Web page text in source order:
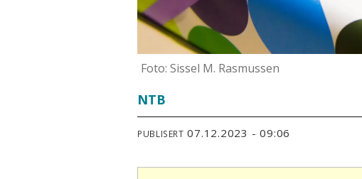
Foto: Sissel M. Rasmussen
NTB
PUBLISERT 07.12.2023 - 09:06